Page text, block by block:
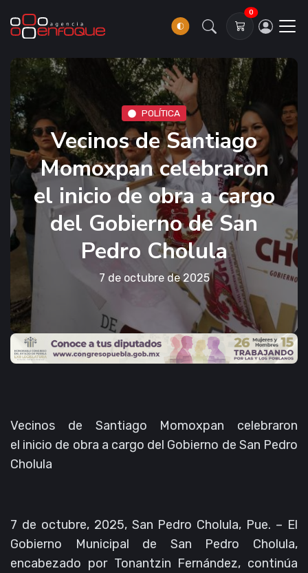
0
POLÍTICA
Vecinos de Santiago
Momoxpan celebraron
el inicio de obra a cargo
del Gobierno de San
Pedro Cholula
7 de octubre de 2025
Vecinos de Santiago Momoxpan celebraron
el inicio de obra a cargo del Gobierno de San Pedro
Cholula
7 de octubre, 2025, San Pedro Cholula, Pue. – El
Gobierno Municipal de San Pedro Cholula,
encabezado por Tonantzin Fernández, continúa